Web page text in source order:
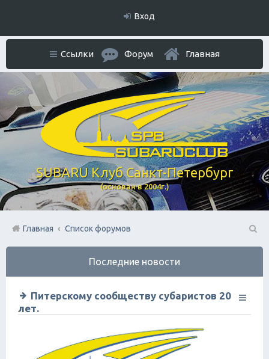
Вход
SUBARU Клуб Санкт-Петербург
(основан в 2004г.)
Ссылки Форум Главная
Главная
Список форумов
П
Последние новости
Питерскому сообществу субаристов 20
лет.